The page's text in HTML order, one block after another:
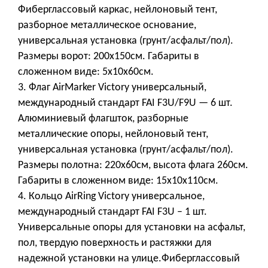
Фиберглассовый каркас, нейлоновый тент,
разборное металлическое основание,
универсальная установка (грунт/асфальт/пол).
Размеры ворот: 200х150см. Габариты в
сложенном виде: 5х10х60см.
3. Флаг AirMarker Victory универсальный,
международный стандарт FAI F3U/F9U — 6 шт.
Алюминиевый флагшток, разборные
металлические опоры, нейлоновый тент,
универсальная установка (грунт/асфальт/пол).
Размеры полотна: 220х60см, высота флага 260см.
Габариты в сложенном виде: 15х10х110см.
4. Кольцо AirRing Victory универсальное,
международный стандарт FAI F3U – 1 шт.
Универсальные опоры для установки на асфальт,
пол, твердую поверхность и растяжки для
надежной установки на улице.Фиберглассовый